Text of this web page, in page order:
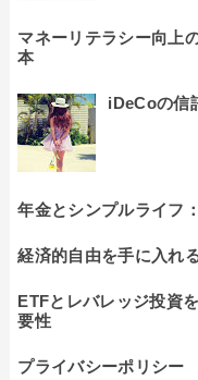
マネーリテラシー向上
本
iDeCoの信
年金とシンプルライフ
経済的自由を手に入れ
ETFとレバレッジ投資
要性
プライバシーポリシー